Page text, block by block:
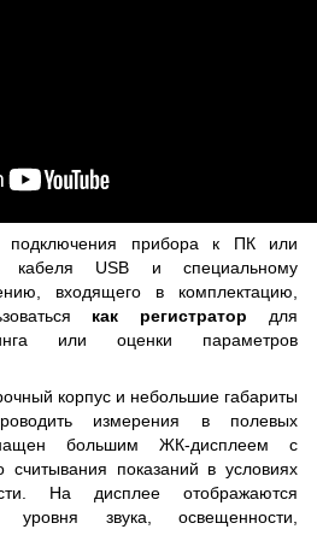
подключения прибора к ПК или
USB и специальному
входящего в комплектацию,
как регистратор для
или оценки параметров
корпус и небольшие габариты
измерения в полевых
большим ЖК-дисплеем с
считывания показаний в условиях
На дисплее отображаются
уровня звука, освещенности,